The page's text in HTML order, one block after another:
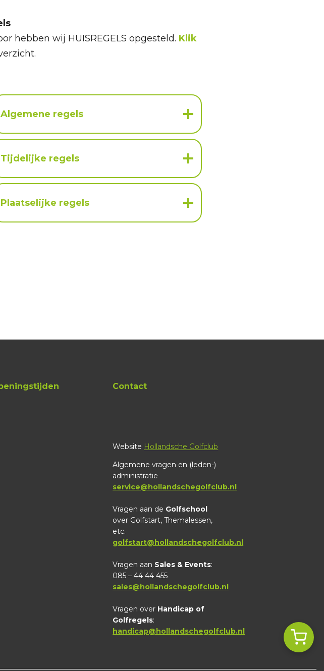
hebben wij HUISREGELS opgesteld. Klik
Algemene regels
Tijdelijke regels
Plaatselijke regels
Contact
Website Hollandsche Golfclub
Algemene vragen en (leden-)
administratie
service@hollandschegolfclub.nl
Vragen aan de Golfschool
over Golfstart, Themalessen,
etc.
golfstart@hollandschegolfclub.nl
Vragen aan Sales & Events:
085 – 44 44 455
sales@hollandschegolfclub.nl
Vragen over Handicap of
Golfregels:
handicap@hollandschegolfclub.nl